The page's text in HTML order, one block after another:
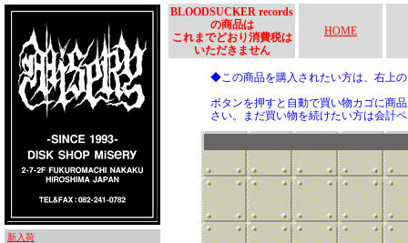
新入荷
BLOODSUCKER records
の商品は
これまでどおり消費税は
いただきません
HOME
◆この商品を購入されたい方は、右上
ボタンを押すと自動で買い物カゴに商
さい。まだ買い物を続けたい方は会計